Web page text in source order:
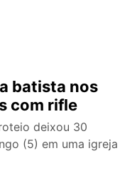
batista nos
com rifle
deixou 30
(5) em uma igreja